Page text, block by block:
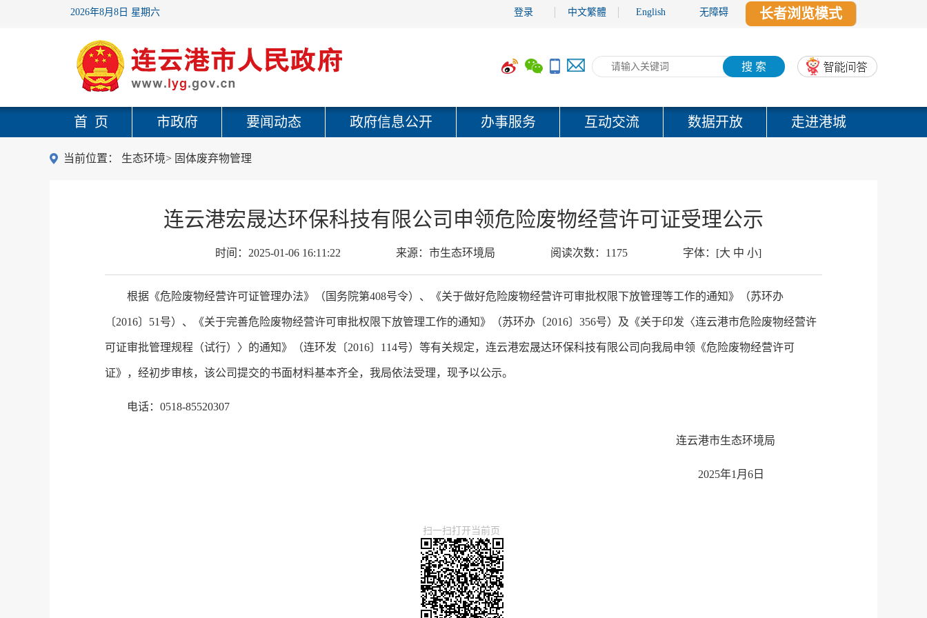
2026年8月8日 星期六 登录 中文繁體 English 无障碍 长者浏览模式
搜 索
首 页 市政府 要闻动态 政府信息公开 办事服务 互动交流 数据开放 走进港城
当前位置： 生态环境> 固体废弃物管理
连云港宏晟达环保科技有限公司申领危险废物经营许可证受理公示
时间： 2025-01-06 16:11:22 来源： 市生态环境局 阅读次数： 1175 字体： [大 中 小]
根据《危险废物经营许可证管理办法》（国务院第408号令）、《关于做好危险废物经营许可审批权限下放管理等工作的通知》（苏环办
〔2016〕51号）、《关于完善危险废物经营许可审批权限下放管理工作的通知》（苏环办〔2016〕356号）及《关于印发〈连云港市危险废物经营许
可证审批管理规程（试行）〉的通知》（连环发〔2016〕114号）等有关规定，连云港宏晟达环保科技有限公司向我局申领《危险废物经营许可
证》，经初步审核，该公司提交的书面材料基本齐全，我局依法受理，现予以公示。
电话：0518-85520307
连云港市生态环境局
2025年1月6日
扫一扫打开当前页